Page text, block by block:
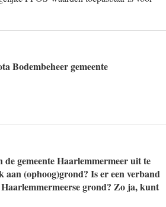
Bodembeheer gemeente
de gemeente Haarlemmermeer uit te
aan (ophoog)grond? Is er een verband
Haarlemmermeerse grond? Zo ja, kunt